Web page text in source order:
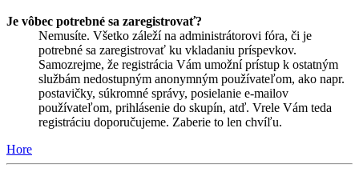
Je vôbec potrebné sa zaregistrovať?
Nemusíte. Všetko záleží na administrátorovi fóra, či je
potrebné sa zaregistrovať ku vkladaniu príspevkov.
Samozrejme, že registrácia Vám umožní prístup k ostatným
službám nedostupným anonymným používateľom, ako napr.
postavičky, súkromné správy, posielanie e-mailov
používateľom, prihlásenie do skupín, atď. Vrele Vám teda
registráciu doporučujeme. Zaberie to len chvíľu.
Hore